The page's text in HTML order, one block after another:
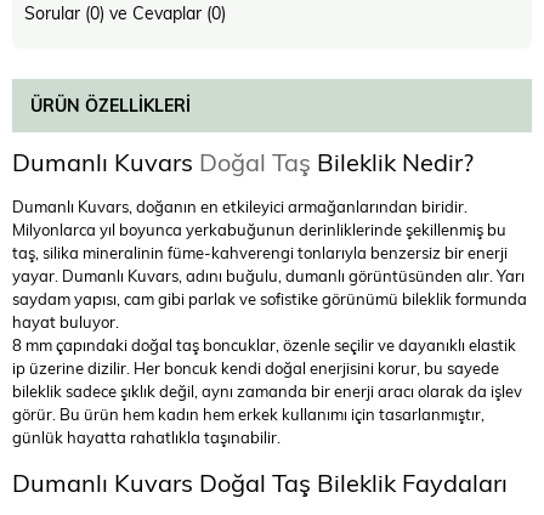
Sorular (0) ve Cevaplar (0)
ÜRÜN ÖZELLIKLERI
Dumanlı Kuvars Doğal Taş Bileklik Nedir?
Dumanlı Kuvars, doğanın en etkileyici armağanlarından biridir.
Milyonlarca yıl boyunca yerkabuğunun derinliklerinde şekillenmiş bu
taş, silika mineralinin füme-kahverengi tonlarıyla benzersiz bir enerji
yayar. Dumanlı Kuvars, adını buğulu, dumanlı görüntüsünden alır. Yarı
saydam yapısı, cam gibi parlak ve sofistike görünümü bileklik formunda
hayat buluyor.
8 mm çapındaki doğal taş boncuklar, özenle seçilir ve dayanıklı elastik
ip üzerine dizilir. Her boncuk kendi doğal enerjisini korur, bu sayede
bileklik sadece şıklık değil, aynı zamanda bir enerji aracı olarak da işlev
görür. Bu ürün hem kadın hem erkek kullanımı için tasarlanmıştır,
günlük hayatta rahatlıkla taşınabilir.
Dumanlı Kuvars Doğal Taş Bileklik Faydaları